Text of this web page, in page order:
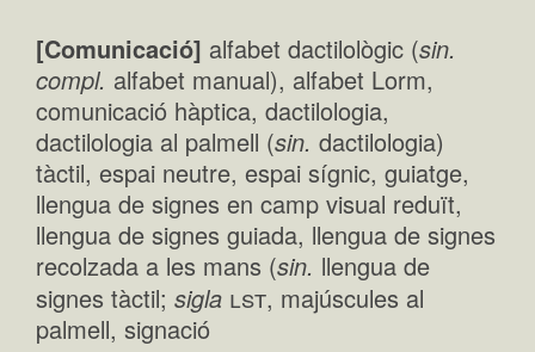
[Comunicació] alfabet dactilològic (sin.
compl. alfabet manual), alfabet Lorm,
comunicació hàptica, dactilologia,
dactilologia al palmell (sin. dactilologia)
tàctil, espai neutre, espai sígnic, guiatge,
llengua de signes en camp visual reduït,
llengua de signes guiada, llengua de signes
recolzada a les mans (sin. llengua de
signes tàctil; sigla lst, majúscules al
palmell, signació